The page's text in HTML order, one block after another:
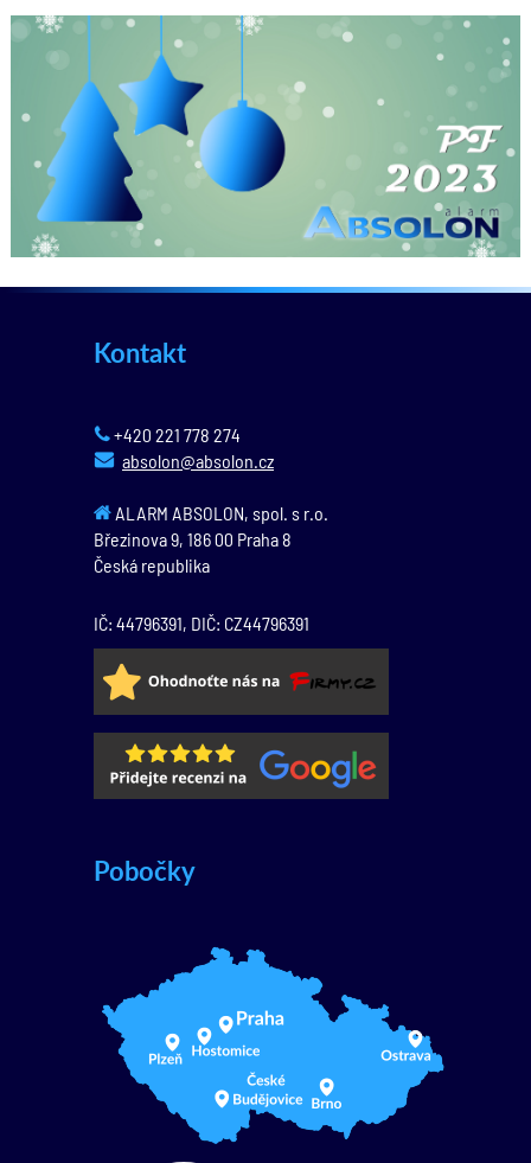
Kontakt
+420 221 778 274
absolon@absolon.cz
ALARM ABSOLON, spol. s r.o.
Březinova 9, 186 00 Praha 8
Česká republika
IČ: 44796391, DIČ: CZ44796391
Pobočky